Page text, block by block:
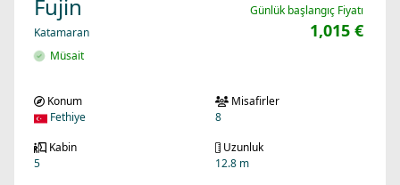
Fujin
Katamaran
Müsait
Günlük başlangıç Fiyatı
1,015 €
Konum
Fethiye
Misafirler
8
Kabin
5
Uzunluk
12.8 m